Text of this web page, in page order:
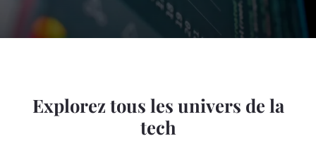
Explorez tous les univers de la
tech